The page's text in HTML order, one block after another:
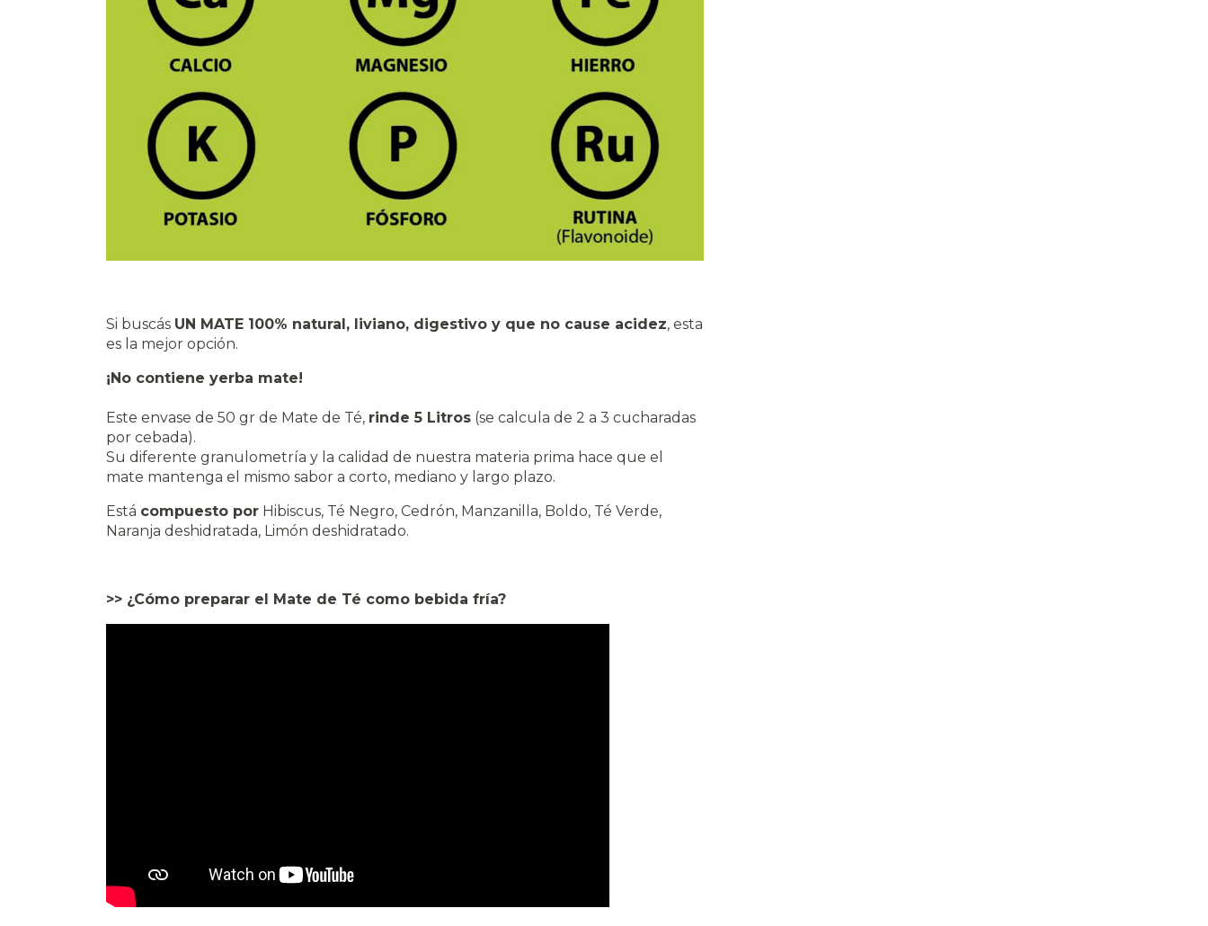
Si buscás UN MATE 100% natural, liviano, digestivo y que no cause acidez, esta
es la mejor opción.
¡No contiene yerba mate!
Este envase de 50 gr de Mate de Té, rinde 5 Litros (se calcula de 2 a 3 cucharadas
por cebada).
Su diferente granulometría y la calidad de nuestra materia prima hace que el
mate mantenga el mismo sabor a corto, mediano y largo plazo.
Está compuesto por Hibiscus, Té Negro, Cedrón, Manzanilla, Boldo, Té Verde,
Naranja deshidratada, Limón deshidratado.
>> ¿Cómo preparar el Mate de Té como bebida fría?